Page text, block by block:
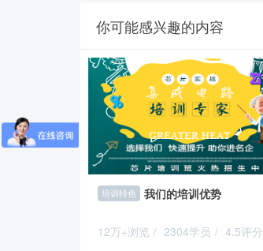
你可能感兴趣的内容
培训特色 我们的培训优势
12万+浏览 / 2304学员 / 4.5评分